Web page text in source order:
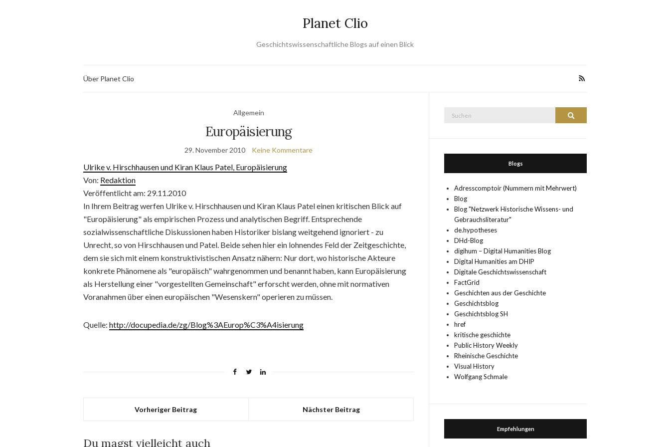
Planet Clio
Geschichtswissenschaftliche Blogs auf einen Blick
Über Planet Clio
Allgemein
Europäisierung
29. November 2010 Keine Kommentare
Ulrike v. Hirschhausen und Kiran Klaus Patel, Europäisierung
Von: Redaktion
Veröffentlicht am: 29.11.2010
In Ihrem Beitrag werfen Ulrike v. Hirschhausen und Kiran Klaus Patel einen kritischen Blick auf
"Europäisierung" als empirischen Prozess und analytischen Begriff. Entsprechende
sozialwissenschaftliche Diskussionen haben Historiker bislang weitgehend ignoriert - zu
Unrecht, so von Hirschhausen und Patel. Beide sehen hier ein lohnendes Feld der Zeitgeschichte,
dem sie sich mit einem konstruktivistischen Ansatz nähern: Nur dort, wo historische Akteure
konkrete Phänomene als "europäisch" wahrgenommen und benannt haben, kann Europäisierung
als Herstellung einer "vorgestellten Gemeinschaft" erforscht werden, ohne mit normativen
Voranahmen über einen europäischen "Wesenskern" operieren zu müssen.
Quelle: http://docupedia.de/zg/Blog%3AEurop%C3%A4isierung
Vorheriger Beitrag Nächster Beitrag
Du magst vielleicht auch
Suchen
Blogs
Adresscomptoir (Nummern mit Mehrwert)
Blog
Blog "Netzwerk Historische Wissens- und
Gebrauchsliteratur"
de.hypotheses
DHd-Blog
digihum – Digital Humanities Blog
Digital Humanities am DHIP
Digitale Geschichtswissenschaft
FactGrid
Geschichten aus der Geschichte
Geschichtsblog
Geschichtsblog SH
href
kritische geschichte
Public History Weekly
Rheinische Geschichte
Visual History
Wolfgang Schmale
Empfehlungen